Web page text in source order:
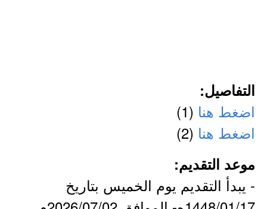
التفاصيل:
اضغط هنا (1)
اضغط هنا (2)
موعد التقديم:
- يبدأ التقديم يوم الخميس بتاريخ